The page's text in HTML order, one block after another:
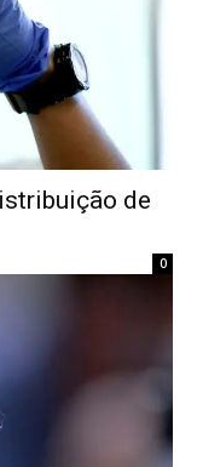
de
0